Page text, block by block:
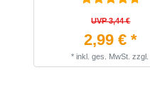
UVP 3,44 €
2,99 € *
* inkl. ges. MwSt. zzgl.